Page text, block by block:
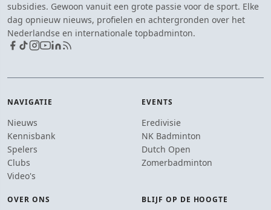
subsidies. Gewoon vanuit een grote passie voor de sport. Elke
dag opnieuw nieuws, profielen en achtergronden over het
Nederlandse en internationale topbadminton.
NAVIGATIE
Nieuws
Kennisbank
Spelers
Clubs
Video's
EVENTS
Eredivisie
NK Badminton
Dutch Open
Zomerbadminton
OVER ONS BLIJF OP DE HOOGTE